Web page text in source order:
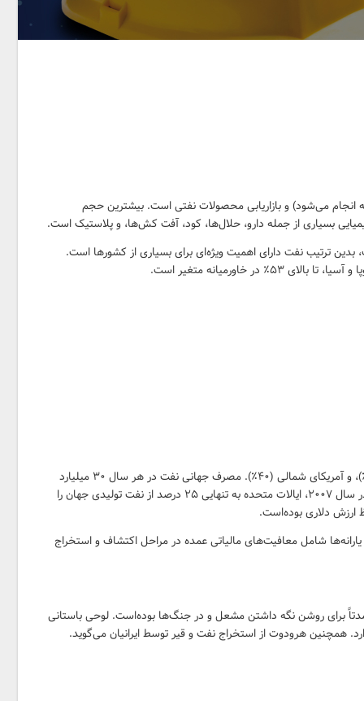
می‌شود) و بازاریابی محصولات نفتی است. بیشترین حجم
بسیاری از جمله دارو، حلال‌ها، کود، آفت کش‌ها، و پلاستیک است.
ترتیب نفت دارای اهمیت ویژه‌ای برای بسیاری از کشورها است.
میزان مصرف نفت در دیگر مناطق بدین شرح است: آمریکای جنوبی و مرکزی (۴۴٪)، آفریقا (۴۱٪)، و آمریکای شمالی (۴۰٪). مصرف جهانی نفت در هر سال ۳۰ میلیارد
بشکه (۴٫۸ کیلومتر مکعب) است که کشورهای توسعه یافته بزرگترین مصرف‌کنندگان هستند. در سال ۲۰۰۷، ایالات متحده به تنهایی ۲۵ درصد از نفت تولیدی جهان را
ارزش دلاری بوده‌است.
شامل معافیت‌های مالیاتی عمده در مراحل اکتشاف و استخراج
در دوران آغازین عمدتاً برای روشن نگه داشتن مشعل و در جنگ‌ها بوده‌است. لوحی باستانی
همچنین هرودوت از استخراج نفت و قیر توسط ایرانیان می‌گوید.